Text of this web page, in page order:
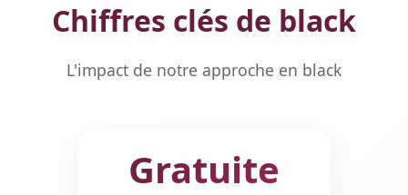
Chiffres clés de black
L'impact de notre approche en black
Gratuite